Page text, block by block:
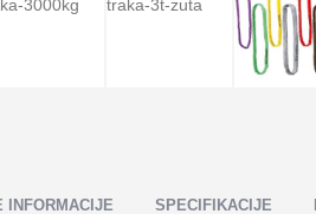
INFORMACIJE SPECIFIKACIJE